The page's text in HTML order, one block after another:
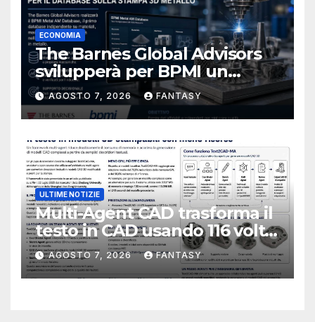
ECONOMIA
The Barnes Global Advisors
svilupperà per BPMI un
database per la stampa 3D
metallica destinata alla filiera
navale statunitense
AGOSTO 7, 2026 FANTASY
ULTIME NOTIZIE
Multi-Agent CAD trasforma il
testo in CAD usando 116 volte
meno token
AGOSTO 7, 2026 FANTASY